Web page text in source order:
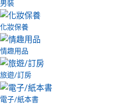
男裝
化妝保養
情趣用品
旅遊/訂房
電子/紙本書